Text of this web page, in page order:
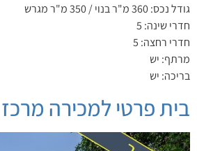
גודל נכס: 360 מ"ר בנוי / 350 מ"ר מגרש
חדרי שינה: 5
חדרי רחצה: 5
מרתף: יש
בריכה: יש
בית פרטי למכירה